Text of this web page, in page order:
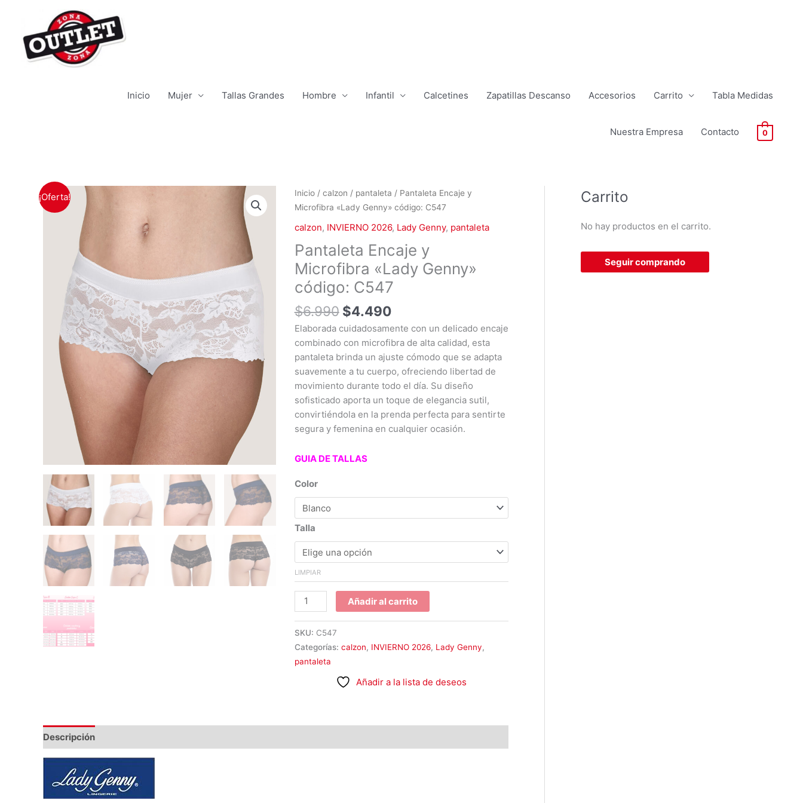
contenido
Inicio Mujer Tallas Grandes Hombre Infantil Calcetines Zapatillas Descanso Accesorios Carrito Tabla Medidas
Nuestra Empresa Contacto 0
¡Oferta! Inicio/ calzon / pantaleta / Pantaleta Encaje y
Microfibra «Lady Genny» código: C547
calzon, INVIERNO 2026, Lady Genny, pantaleta
Pantaleta Encaje y
Microfibra «Lady Genny»
código: C547
$6.990
El
precio
original
era:
$6.990.
$4.490
El
precio
actual
es:
$4.490.
Elaborada cuidadosamente con un delicado encaje
combinado con microfibra de alta calidad, esta
pantaleta brinda un ajuste cómodo que se adapta
suavemente a tu cuerpo, ofreciendo libertad de
movimiento durante todo el día. Su diseño
sofisticado aporta un toque de elegancia sutil,
convirtiéndola en la prenda perfecta para sentirte
segura y femenina en cualquier ocasión.
GUIA DE TALLAS
Color
Talla
LIMPIAR
Pantaleta
Encaje
Microfibra
"Lady
Genny"
código:
C547
cantidad
Añadir al carrito
SKU: C547
Categorías: calzon, INVIERNO 2026, Lady Genny,
pantaleta
Añadir a la lista de deseos
Descripción
Carrito
No hay productos en el carrito.
Seguir comprando